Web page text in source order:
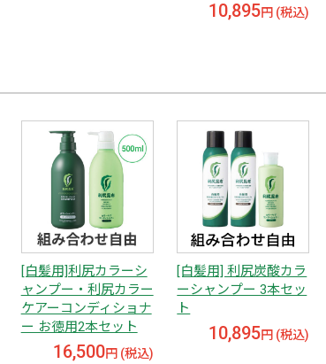
10,895円 (税込)
[白髪用]利尻カラーシ
ャンプー・利尻カラー
ケアーコンディショナ
ー お徳用2本セット
16,500円 (税込)
[白髪用] 利尻炭酸カラ
ーシャンプー 3本セッ
ト
10,895円 (税込)